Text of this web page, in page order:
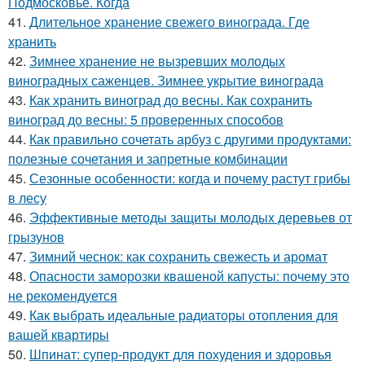
41. Длительное хранение свежего винограда. Где
хранить
42. Зимнее хранение не вызревших молодых
виноградных саженцев. Зимнее укрытие винограда
43. Как хранить виноград до весны. Как сохранить
виноград до весны: 5 проверенных способов
44. Как правильно сочетать арбуз с другими продуктами:
полезные сочетания и запретные комбинации
45. Сезонные особенности: когда и почему растут грибы
в лесу
46. Эффективные методы защиты молодых деревьев от
грызунов
47. Зимний чеснок: как сохранить свежесть и аромат
48. Опасности заморозки квашеной капусты: почему это
не рекомендуется
49. Как выбрать идеальные радиаторы отопления для
вашей квартиры
50. Шпинат: супер-продукт для похудения и здоровья